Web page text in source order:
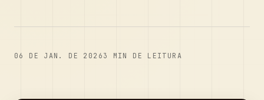
06 DE JAN. DE 2026 3 MIN DE LEITURA